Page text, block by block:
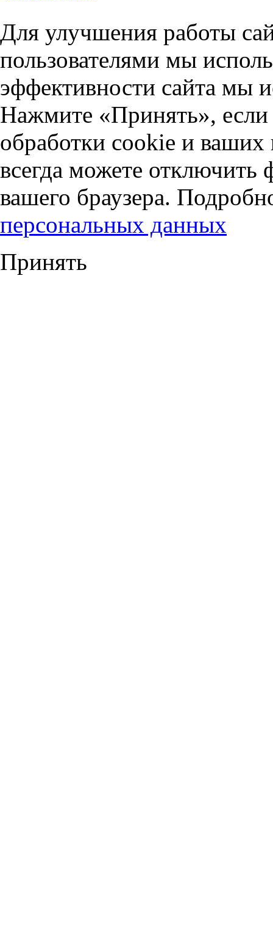
Для улучшения работы
пользователями мы
эффективности сайта мы
Нажмите «Принять», если
обработки cookie и
всегда можете отключить
вашего браузера.
персональных данных
Принять